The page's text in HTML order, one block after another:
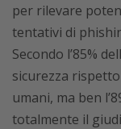
per rilevare
tentativi di
Secondo l’85%
sicurezza
umani, ma ben
totalmente il